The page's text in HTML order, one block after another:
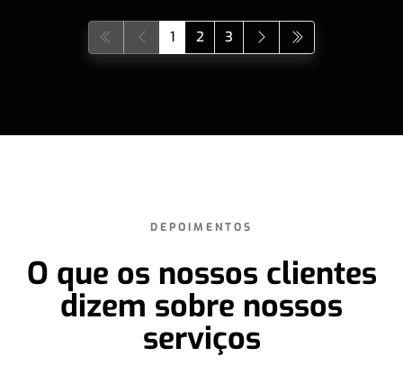
1 2 3
DEPOIMENTOS
O que os nossos clientes
dizem sobre nossos
serviços